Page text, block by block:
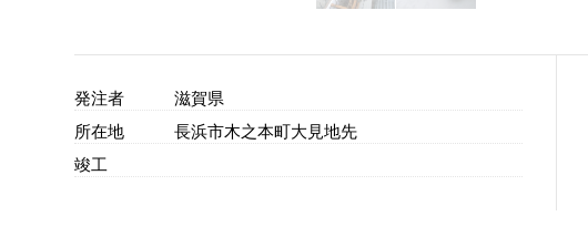
発注者
滋賀県
所在地
長浜市木之本町大見地先
竣工